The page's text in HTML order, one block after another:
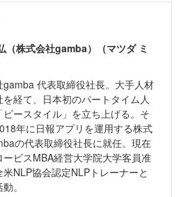
（株式会社gamba）（マツダ ミ
gamba 代表取締役社長。大手人材
を経て、日本初のパートタイム人
ビースタイル」を立ち上げる。そ
年に日報アプリを運用する株式
の代表取締役社長に就任。現在
ービスMBA経営大学院大学客員准
NLP協会認定NLPトレーナーと
。